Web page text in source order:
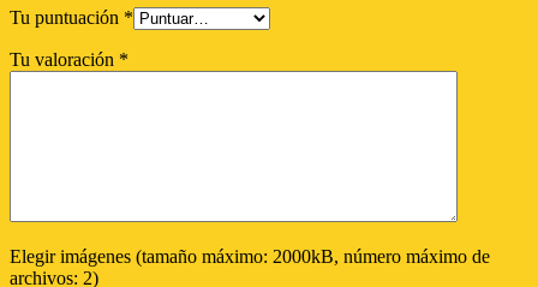
Tu puntuación *
Tu valoración *
Elegir imágenes (tamaño máximo: 2000kB, número máximo de
archivos: 2)